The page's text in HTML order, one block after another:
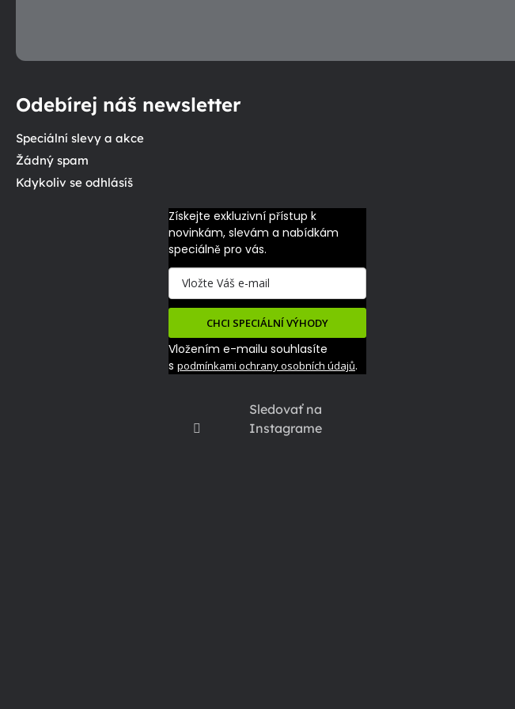
Sledovať na
Instagrame
Odebírej náš newsletter
Speciální slevy a akce
Žádný spam
Kdykoliv se odhlásíš
Získejte exkluzivní přístup k
novinkám, slevám a nabídkám
speciálně pro vás.
CHCI SPECIÁLNÍ VÝHODY
Vložením e-mailu souhlasíte
s podmínkami ochrany osobních údajů.